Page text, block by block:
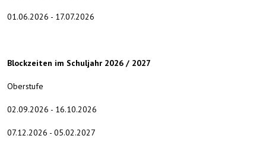
01.06.2026 - 17.07.2026
Blockzeiten im Schuljahr 2026 / 2027
Oberstufe
02.09.2026 - 16.10.2026
07.12.2026 - 05.02.2027